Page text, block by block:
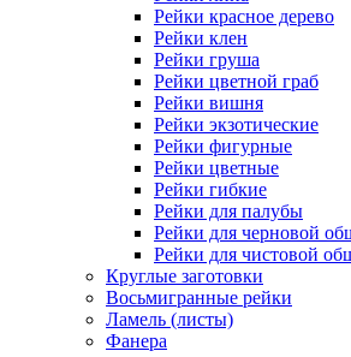
Рейки красное дерево
Рейки клен
Рейки груша
Рейки цветной граб
Рейки вишня
Рейки экзотические
Рейки фигурные
Рейки цветные
Рейки гибкие
Рейки для палубы
Рейки для черновой
Рейки для чистовой
Круглые заготовки
Восьмигранные рейки
Ламель (листы)
Фанера